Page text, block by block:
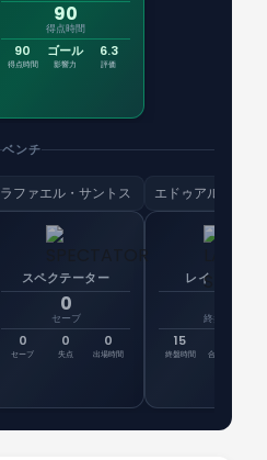
90
得点時間
90
得点時間
ゴール
影響力
6.3
評価
ベンチ
ラファエル・サントス
スペクテーター
0
セーブ
0
セーブ
0
失点
0
出場時間
レイトシフト
終盤時間
15
終盤時間 合計時間